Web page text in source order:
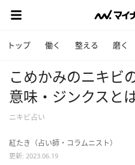
トップ 働く 整える 磨く
こめかみのニキビ
意味・ジンクスと
ニキビ占い
紅たき（占い師・コラムニスト）
更新: 2023.06.19